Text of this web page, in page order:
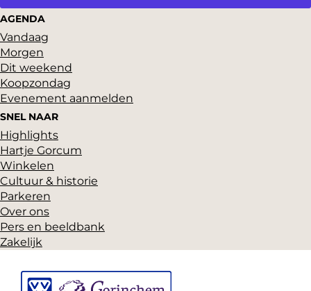
AGENDA
Vandaag
Morgen
Dit weekend
Koopzondag
Evenement aanmelden
SNEL NAAR
Highlights
Hartje Gorcum
Winkelen
Cultuur & historie
Parkeren
Over ons
Pers en beeldbank
Zakelijk